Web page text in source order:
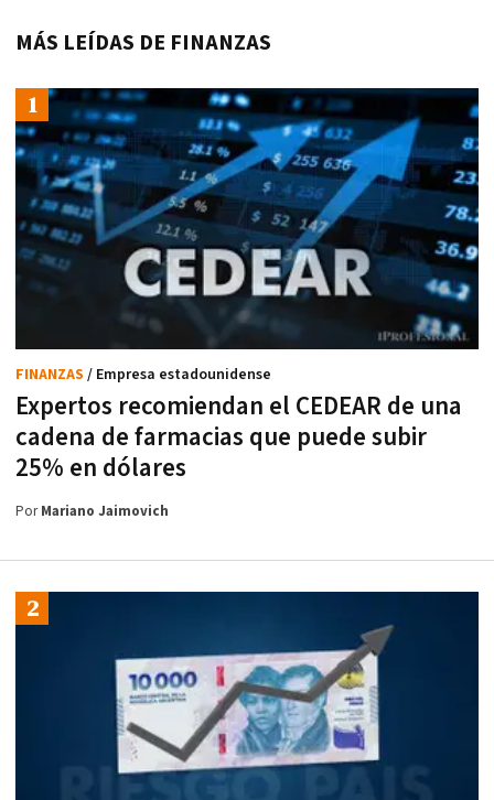
MÁS LEÍDAS DE FINANZAS
Expertos recomiendan el CEDEAR de una
cadena de farmacias que puede subir
25% en dólares
FINANZAS / Empresa estadounidense
PorMariano Jaimovich